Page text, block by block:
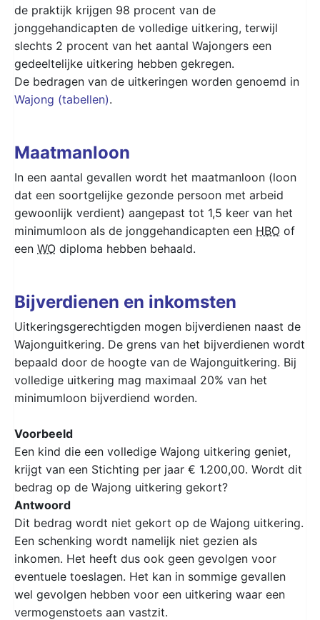
de praktijk krijgen 98 procent van de
jonggehandicapten de volledige uitkering, terwijl
slechts 2 procent van het aantal Wajongers een
gedeeltelijke uitkering hebben gekregen.
De bedragen van de uitkeringen worden genoemd in
Wajong (tabellen).
Maatmanloon
In een aantal gevallen wordt het maatmanloon (loon
dat een soortgelijke gezonde persoon met arbeid
gewoonlijk verdient) aangepast tot 1,5 keer van het
minimumloon als de jonggehandicapten een HBO of
een WO diploma hebben behaald.
Bijverdienen en inkomsten
Uitkeringsgerechtigden mogen bijverdienen naast de
Wajonguitkering. De grens van het bijverdienen wordt
bepaald door de hoogte van de Wajonguitkering. Bij
volledige uitkering mag maximaal 20% van het
minimumloon bijverdiend worden.
Voorbeeld
Een kind die een volledige Wajong uitkering geniet,
krijgt van een Stichting per jaar € 1.200,00. Wordt dit
bedrag op de Wajong uitkering gekort?
Antwoord
Dit bedrag wordt niet gekort op de Wajong uitkering.
Een schenking wordt namelijk niet gezien als
inkomen. Het heeft dus ook geen gevolgen voor
eventuele toeslagen. Het kan in sommige gevallen
wel gevolgen hebben voor een uitkering waar een
vermogenstoets aan vastzit.